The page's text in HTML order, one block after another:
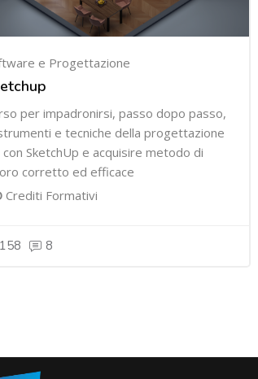
e Progettazione
per impadronirsi, passo dopo passo,
e tecniche della progettazione
con SketchUp e acquisire metodo di
corretto ed efficace
Crediti Formativi
158 8